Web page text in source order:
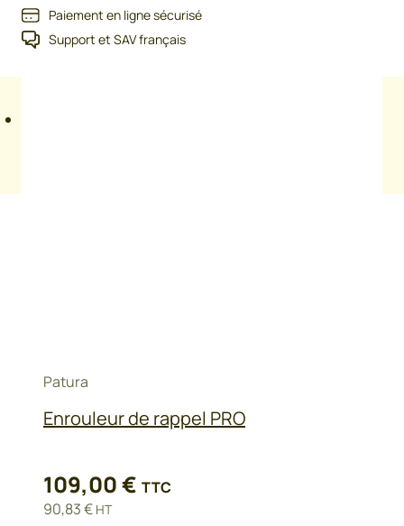
Paiement en ligne sécurisé
Support et SAV français
Patura
Enrouleur de rappel PRO
109,00€ TTC
90,83€ HT